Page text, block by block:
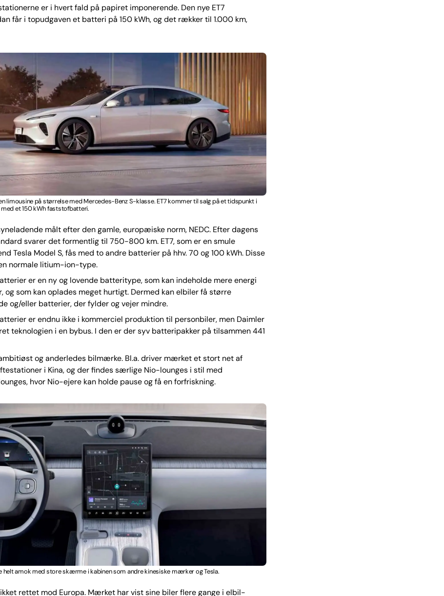
er i hvert fald på papiret imponerende. Den nye ET7
får i topudgaven et batteri på 150 kWh, og det rækker til 1.000 km,
limousine på størrelse med Mercedes-Benz S-klasse. ET7 kommer til salg på et tidspunkt i
med et 150 kWh faststofbatteri.
målt efter den gamle, europæiske norm, NEDC. Efter dagens
svarer det formentlig til 750-800 km. ET7, som er en smule
Tesla Model S, fås med to andre batterier på hhv. 70 og 100 kWh. Disse
normale litium-ion-type.
er en ny og lovende batteritype, som kan indeholde mere energi
og som kan oplades meget hurtigt. Dermed kan elbiler få større
og/eller batterier, der fylder og vejer mindre.
er endnu ikke i kommerciel produktion til personbiler, men Daimler
teknologien i en bybus. I den er der syv batteripakker på tilsammen 441
og anderledes bilmærke. Bl.a. driver mærket et stort net af
i Kina, og der findes særlige Nio-lounges i stil med
hvor Nio-ejere kan holde pause og få en forfriskning.
helt amok med store skærme i kabinen som andre kinesiske mærker og Tesla.
rettet mod Europa. Mærket har vist sine biler flere gange i elbil-